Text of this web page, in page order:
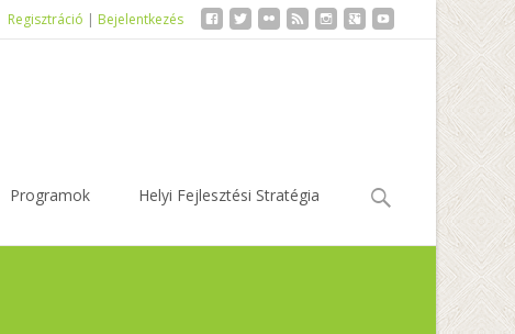
Regisztráció | Bejelentkezés
Programok Helyi Fejlesztési Stratégia Keresés: